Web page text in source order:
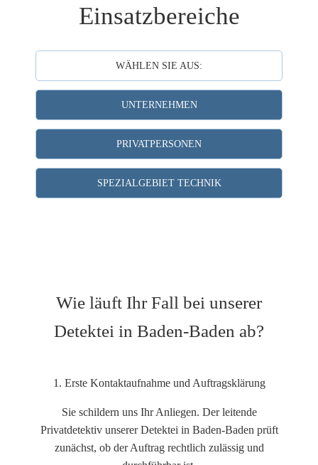
Einsatzbereiche
WÄHLEN SIE AUS:
UNTERNEHMEN
PRIVATPERSONEN
SPEZIALGEBIET TECHNIK
Wie läuft Ihr Fall bei unserer
Detektei in Baden-Baden ab?
1. Erste Kontaktaufnahme und Auftragsklärung
Sie schildern uns Ihr Anliegen. Der leitende
Privatdetektiv unserer Detektei in Baden-Baden prüft
zunächst, ob der Auftrag rechtlich zulässig und